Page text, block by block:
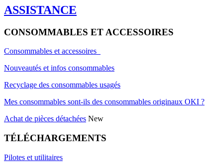
ASSISTANCE
CONSOMMABLES ET ACCESSOIRES
Consommables et accessoires
Nouveautés et infos consommables
Recyclage des consommables usagés
Mes consommables sont-ils des consommables originaux OKI ?
Achat de pièces détachées New
TÉLÉCHARGEMENTS
Pilotes et utilitaires